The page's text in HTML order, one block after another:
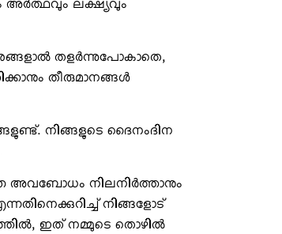
അര്‍ത്ഥവും ലക്ഷ്യവും
തളര്‍ന്നുപോകാതെ,
തീരുമാനങ്ങള്‍
നിങ്ങളുടെ ദൈനംദിന
അവബോധം നിലനിര്‍ത്താനും
നിങ്ങളോട്
ഇത് നമ്മുടെ തൊഴില്‍